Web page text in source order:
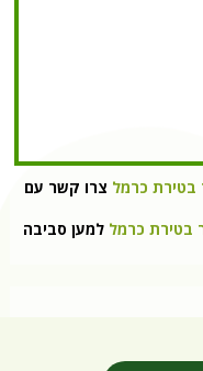
כרמלצרו קשר עם
כרמללמען סביבה